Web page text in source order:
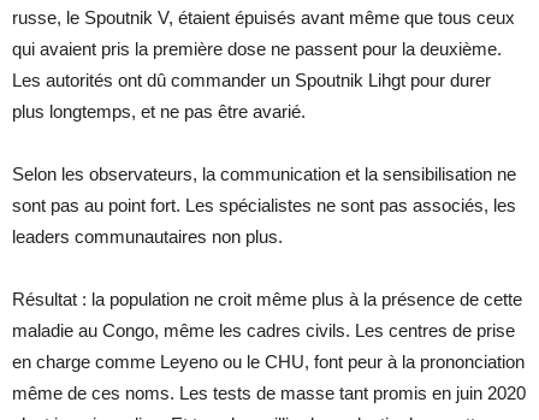
russe, le Spoutnik V, étaient épuisés avant même que tous ceux
qui avaient pris la première dose ne passent pour la deuxième.
Les autorités ont dû commander un Spoutnik Lihgt pour durer
plus longtemps, et ne pas être avarié.
Selon les observateurs, la communication et la sensibilisation ne
sont pas au point fort. Les spécialistes ne sont pas associés, les
leaders communautaires non plus.
Résultat : la population ne croit même plus à la présence de cette
maladie au Congo, même les cadres civils. Les centres de prise
en charge comme Leyeno ou le CHU, font peur à la prononciation
même de ces noms. Les tests de masse tant promis en juin 2020